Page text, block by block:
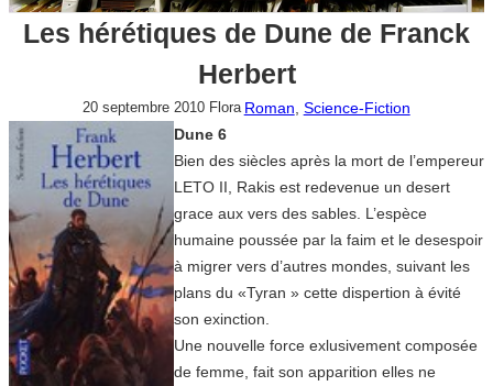
Les hérétiques de Dune de Franck
Herbert
20 septembre 2010 Flora Roman Science-Fiction
Dune 6
Bien des siècles après la mort de l’empereur
LETO II, Rakis est redevenue un desert
grace aux vers des sables. L’espèce
humaine poussée par la faim et le desespoir
à migrer vers d’autres mondes, suivant les
plans du «Tyran » cette dispertion à évité
son exinction.
Une nouvelle force exlusivement composée
de femme, fait son apparition elles ne